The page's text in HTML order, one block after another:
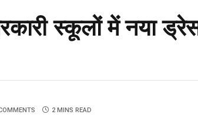
स्कूलों में नया
2 MINS READ